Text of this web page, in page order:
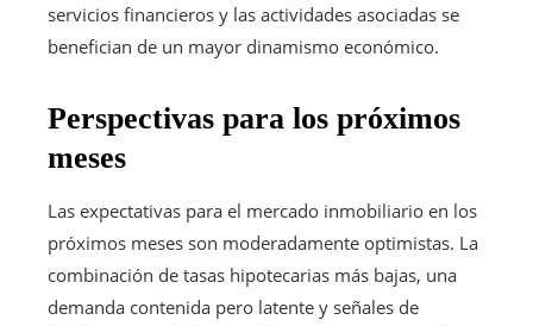
servicios financieros y las actividades asociadas se
benefician de un mayor dinamismo económico.
Perspectivas para los próximos
meses
Las expectativas para el mercado inmobiliario en los
próximos meses son moderadamente optimistas. La
combinación de tasas hipotecarias más bajas, una
demanda contenida pero latente y señales de